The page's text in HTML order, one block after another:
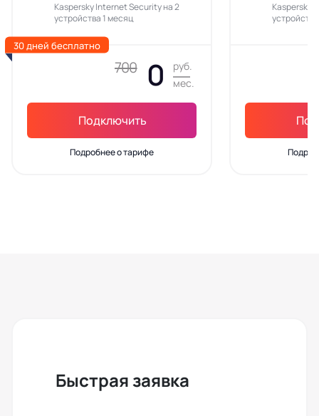
Kaspersky Internet Security на 2
устройства 1 месяц
700 0
руб.
мес.
Подключить
Подробнее о тарифе
30 дней бесплатно
Kaspersky
Быстрая заявка